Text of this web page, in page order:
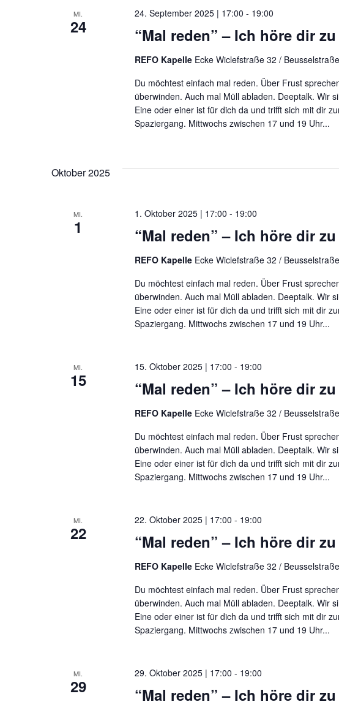
MI.
24 “Mal reden” – Ich höre dir
24. September 2025 | 17:00 - 19:00
REFO Kapelle Ecke Wiclefstraße 32 /
Du möchtest einfach mal reden. Über Frust
überwinden. Auch mal Müll abladen. Deeptalk. Wir
Eine oder einer ist für dich da und trifft sich mit dir
Spaziergang. Mittwochs zwischen 17 und 19 Uhr...
Oktober 2025
MI.
1 “Mal reden” – Ich höre dir
1. Oktober 2025 | 17:00 - 19:00
REFO Kapelle Ecke Wiclefstraße 32 /
Du möchtest einfach mal reden. Über Frust
überwinden. Auch mal Müll abladen. Deeptalk. Wir
Eine oder einer ist für dich da und trifft sich mit dir
Spaziergang. Mittwochs zwischen 17 und 19 Uhr...
MI.
15 “Mal reden” – Ich höre dir
15. Oktober 2025 | 17:00 - 19:00
REFO Kapelle Ecke Wiclefstraße 32 /
Du möchtest einfach mal reden. Über Frust
überwinden. Auch mal Müll abladen. Deeptalk. Wir
Eine oder einer ist für dich da und trifft sich mit dir
Spaziergang. Mittwochs zwischen 17 und 19 Uhr...
MI.
22 “Mal reden” – Ich höre dir
22. Oktober 2025 | 17:00 - 19:00
REFO Kapelle Ecke Wiclefstraße 32 /
Du möchtest einfach mal reden. Über Frust
überwinden. Auch mal Müll abladen. Deeptalk. Wir
Eine oder einer ist für dich da und trifft sich mit dir
Spaziergang. Mittwochs zwischen 17 und 19 Uhr...
MI.
29 “Mal reden” – Ich höre dir
29. Oktober 2025 | 17:00 - 19:00